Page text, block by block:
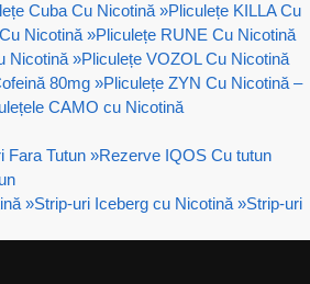
Cuba Cu Nicotină »Pliculețe KILLA Cu
Nicotină »Pliculețe RUNE Cu Nicotină
Nicotină »Pliculețe VOZOL Cu Nicotină
80mg »Pliculețe ZYN Cu Nicotină –
CAMO cu Nicotină
Fara Tutun »Rezerve IQOS Cu tutun
»Strip-uri Iceberg cu Nicotină »Strip-uri